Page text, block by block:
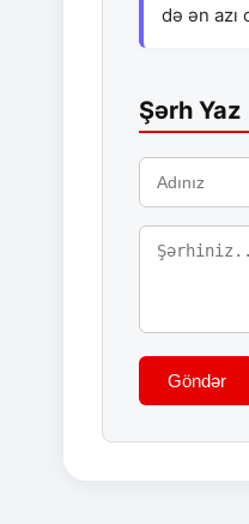
də ən azı
Şərh Yaz
Göndər